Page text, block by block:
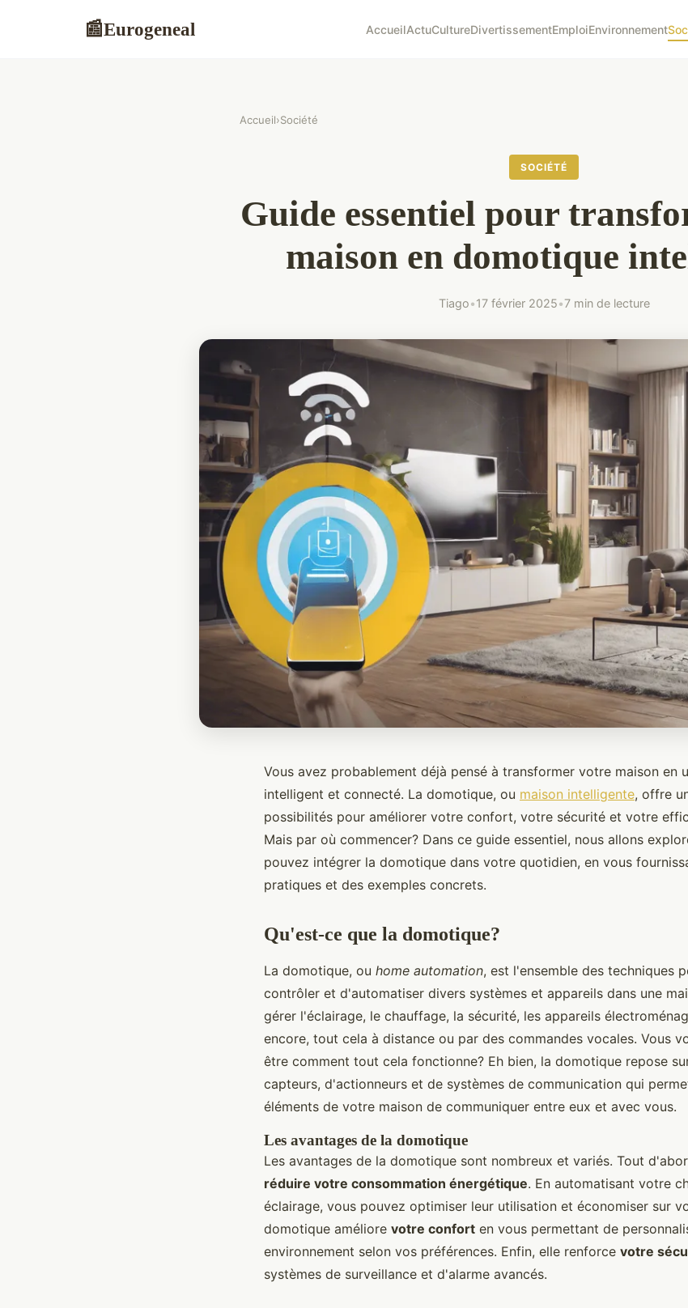
📰Eurogeneal AccueilActuCultureDivertissementEmploiEnvironnement
Accueil›Société
SOCIÉTÉ
Guide essentiel pour
maison en domotique
Tiago•17 février 2025•7 min de lecture
Vous avez probablement déjà pensé à transformer votre maison en
intelligent et connecté. La domotique, ou maison intelligente, offre
possibilités pour améliorer votre confort, votre sécurité et votre
Mais par où commencer? Dans ce guide essentiel, nous allons
pouvez intégrer la domotique dans votre quotidien, en vous
pratiques et des exemples concrets.
Qu'est-ce que la domotique?
La domotique, ou home automation, est l'ensemble des techniques
contrôler et d'automatiser divers systèmes et appareils dans une
gérer l'éclairage, le chauffage, la sécurité, les appareils
encore, tout cela à distance ou par des commandes vocales. Vous
être comment tout cela fonctionne? Eh bien, la domotique repose
capteurs, d'actionneurs et de systèmes de communication qui
éléments de votre maison de communiquer entre eux et avec vous.
Les avantages de la domotique
Les avantages de la domotique sont nombreux et variés. Tout
réduire votre consommation énergétique. En automatisant votre
éclairage, vous pouvez optimiser leur utilisation et économiser sur
domotique améliore votre confort en vous permettant de
environnement selon vos préférences. Enfin, elle renforce votre
systèmes de surveillance et d'alarme avancés.